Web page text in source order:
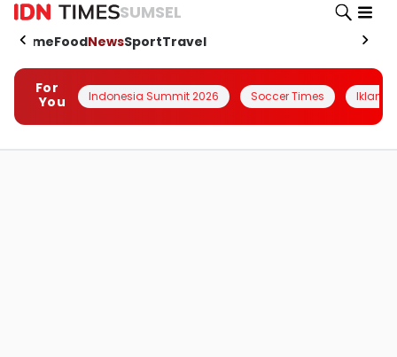
SUMSEL
HomeFoodNewsSportTravel
For
You
Indonesia Summit 2026 Soccer Times Iklanin